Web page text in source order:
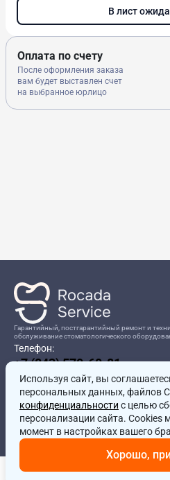
В лист
Оплата по счету
После оформления заказа
вам будет выставлен счет
на выбранное юрлицо
Гарантийный, постгарантийный ремонт и
обслуживание стоматологического
Телефон:
+7 (843) 570-60-81
Режим работы:8:00-17:00
Адрес:
г.Казань, ул.Проспект
Почта:
service@rocadamed.ru
Другие проекты
Используя сайт, вы
персональных данных, файлов
конфиденциальности с целью
персонализации сайта.
момент в настройках вашего
Хорошо,